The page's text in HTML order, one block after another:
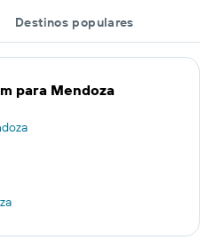
Destinos populares
para Mendoza